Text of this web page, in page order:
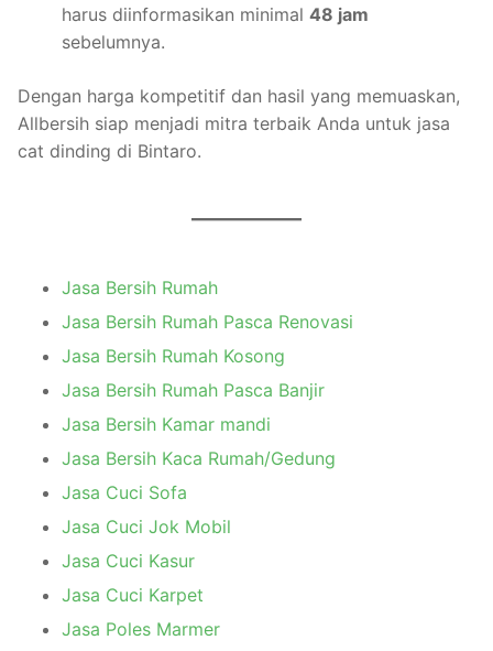
harus diinformasikan minimal 48 jam
sebelumnya.
Dengan harga kompetitif dan hasil yang memuaskan,
Allbersih siap menjadi mitra terbaik Anda untuk jasa
cat dinding di Bintaro.
Jasa Bersih Rumah
Jasa Bersih Rumah Pasca Renovasi
Jasa Bersih Rumah Kosong
Jasa Bersih Rumah Pasca Banjir
Jasa Bersih Kamar mandi
Jasa Bersih Kaca Rumah/Gedung
Jasa Cuci Sofa
Jasa Cuci Jok Mobil
Jasa Cuci Kasur
Jasa Cuci Karpet
Jasa Poles Marmer